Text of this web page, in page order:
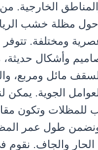
الخارجية.
حول مظلة خشب
ومختلفة.
وأشكال
مائل ومربع،
الجوية. يمكن
للمظلات وتكون
ونضمن طول عمر
الحار والجاف.